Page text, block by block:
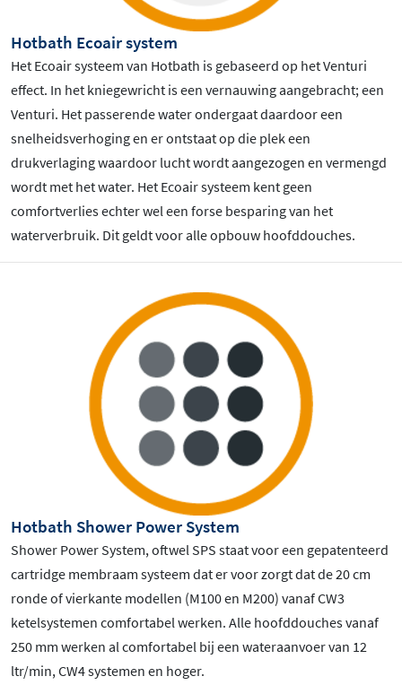
Hotbath Ecoair system
Het Ecoair systeem van Hotbath is gebaseerd op het Venturi
effect. In het kniegewricht is een vernauwing aangebracht; een
Venturi. Het passerende water ondergaat daardoor een
snelheidsverhoging en er ontstaat op die plek een
drukverlaging waardoor lucht wordt aangezogen en vermengd
wordt met het water. Het Ecoair systeem kent geen
comfortverlies echter wel een forse besparing van het
waterverbruik. Dit geldt voor alle opbouw hoofddouches.
Hotbath Shower Power System
Shower Power System, oftwel SPS staat voor een gepatenteerd
cartridge membraam systeem dat er voor zorgt dat de 20 cm
ronde of vierkante modellen (M100 en M200) vanaf CW3
ketelsystemen comfortabel werken. Alle hoofddouches vanaf
250 mm werken al comfortabel bij een wateraanvoer van 12
ltr/min, CW4 systemen en hoger.